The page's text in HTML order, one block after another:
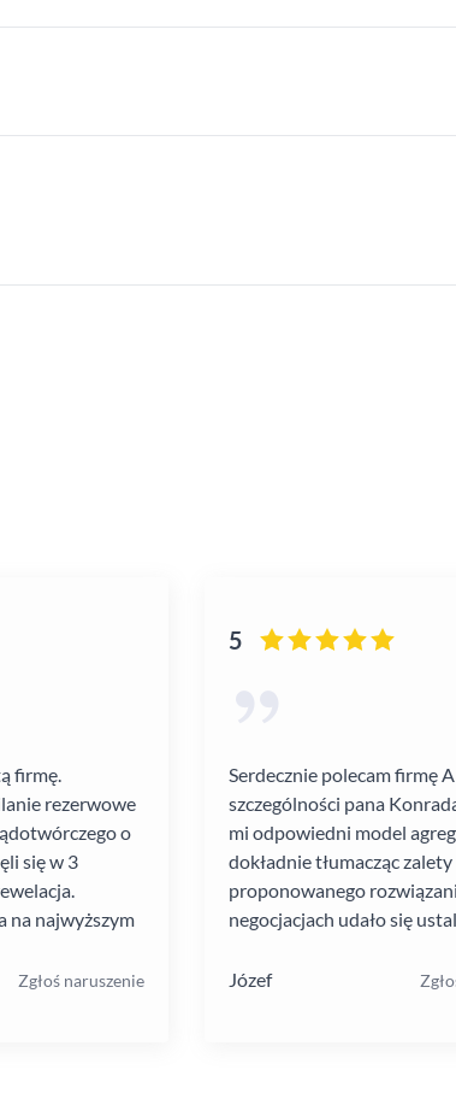
firmę.
rezerwowe
o
się w 3
na najwyższym
Zgłoś naruszenie
5
Serdecznie polecam firmę
szczególności pana
mi odpowiedni model
dokładnie tłumacząc zalety
proponowanego
negocjacjach udało się
szybko i schludnie.
Józef